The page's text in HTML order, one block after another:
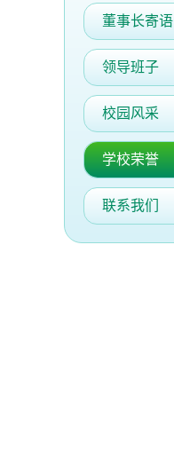
董事长寄语
领导班子
校园风采
学校荣誉
联系我们